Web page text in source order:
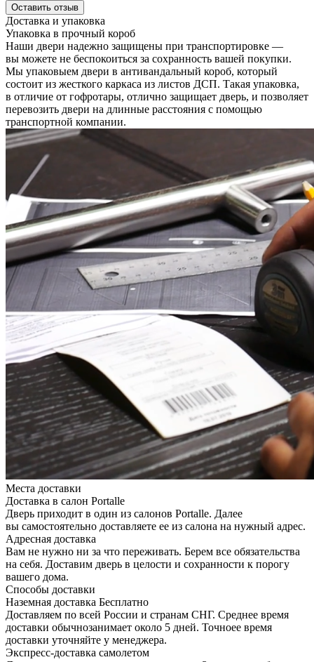
Оставить отзыв
Доставка и упаковка
Упаковка в прочный короб
Наши двери надежно защищены при транспортировке —
вы можете не беспокоиться за сохранность вашей покупки.
Мы упаковыем двери в антивандальный короб, который
состоит из жесткого каркаса из листов ДСП. Такая упаковка,
в отличие от гофротары, отлично защищает дверь, и позволяет
перевозить двери на длинные расстояния с помощью
транспортной компании.
Места доставки
Доставка в салон Portalle
Дверь приходит в один из салонов Portalle. Далее
вы самостоятельно доставляете ее из салона на нужный адрес.
Адресная доставка
Вам не нужно ни за что переживать. Берем все обязательства
на себя. Доставим дверь в целости и сохранности к порогу
вашего дома.
Способы доставки
Наземная доставка Бесплатно
Доставляем по всей России и странам СНГ. Среднее время
доставки обычнозанимает около 5 дней. Точноее время
доставки уточняйте у менеджера.
Экспресс-доставка самолетом